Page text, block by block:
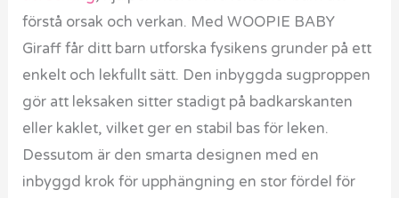
förstå orsak och verkan. Med WOOPIE BABY
Giraff får ditt barn utforska fysikens grunder på ett
enkelt och lekfullt sätt. Den inbyggda sugproppen
gör att leksaken sitter stadigt på badkarskanten
eller kaklet, vilket ger en stabil bas för leken.
Dessutom är den smarta designen med en
inbyggd krok för upphängning en stor fördel för